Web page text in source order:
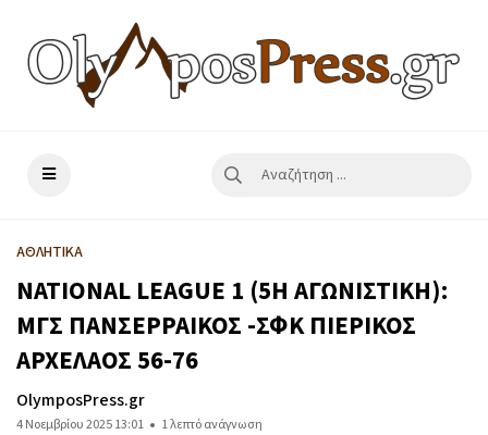
ΑΘΛΗΤΙΚΑ
NATIONAL LEAGUE 1 (5Η ΑΓΩΝΙΣΤΙΚΗ):
ΜΓΣ ΠΑΝΣΕΡΡΑΙΚΟΣ -ΣΦΚ ΠΙΕΡΙΚΟΣ
ΑΡΧΕΛΑΟΣ 56-76
OlymposPress.gr
4 Νοεμβρίου 2025 13:01 1 λεπτό ανάγνωση